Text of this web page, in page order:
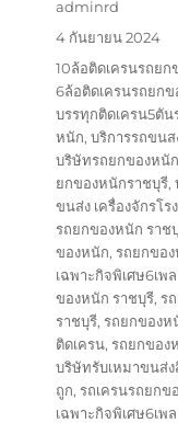
ผู้
เขียน
adminrd
เขียน
เมื่อ
4 กันยายน 2024
ป้าย
กำกับ
10ล้อติดเครนรถยก
6ล้อติดเครนรถยก
บรรทุกติดเครน5ตัน
หนัก, บริการรถขน
บริษัทรถยกของหนัก
ยกของหนักราชบุรี,
ขนส่ง เครื่องจักรโร
รถยกของหนัก ราช
ของหนัก, รถยกขอ
เฉพาะกิจพิเศษ6เพ
ของหนัก ราชบุรี, ร
ราชบุรี, รถยกของห
ติดเครน, รถยกของ
บริษัทรับเหมาขนส่
ถูก, รถเครนรถยกข
เฉพาะกิจพิเศษ6เพ